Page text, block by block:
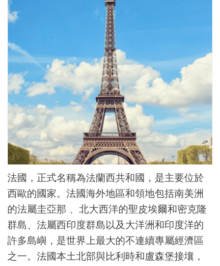
法國，正式名稱為法蘭西共和國，是主要位於
西歐的國家。法國海外地區和領地包括南美洲
的法屬圭亞那 、北大西洋的聖皮埃爾和密克隆
群島、法屬西印度群島以及大洋洲和印度洋的
許多島嶼，是世界上最大的不連續專屬經濟區
之一。法國本土北部與比利時和盧森堡接壤，